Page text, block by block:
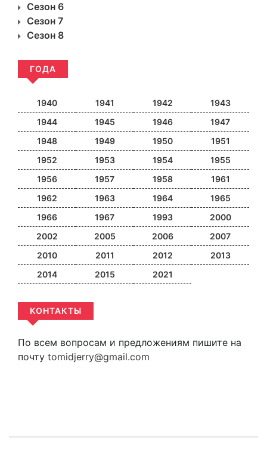
Сезон 6
Сезон 7
Сезон 8
ГОДА
1940 1941 1942
1943
1944
1945 1946
1947
1948
1949 1950
1951
1952
1953 1954
1955
1956
1957 1958
1961
1962
1963 1964
1965
1966
1967 1993
2000
2002
2005 2006
2007
2010
2011 2012
2013
2014
2015 2021
КОНТАКТЫ
По всем вопросам и предложениям пишите на
почту tomidjerry@gmail.com